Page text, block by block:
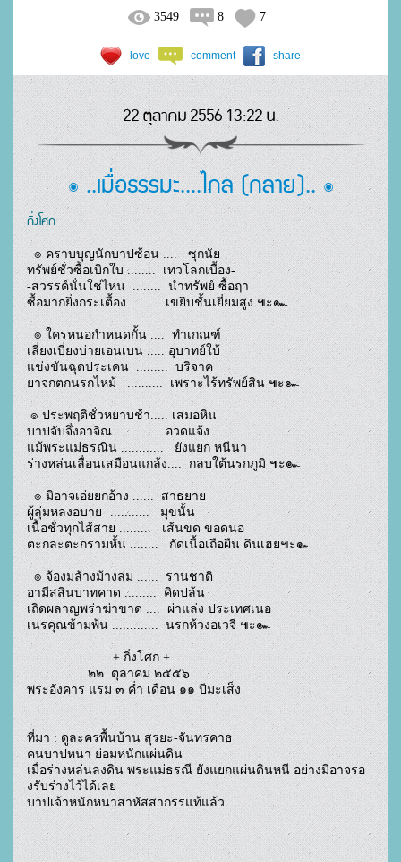
3549 8 7
love comment share
22 ตุลาคม 2556 13:22 น.
๏ ..เมื่อธรรมะ....ไกล (กลาย).. ๏
กิ่งโศก
๏ คราบบุญนักบาปซ้อน ....   ซุกนัย
ทรัพย์ชั่วซื้อเบิกใบ ........  เทวโลกเบื้อง-
-สวรรค์นั่นใช่ไหน  ........  นำทรัพย์ ซื้อฤา
ซื้อมากยิ่งกระเตื้อง .......   เขยิบชั้นเยี่ยมสูง ๚ะ๛
๏ ใครหนอกำหนดกั้น ....  ทำเกณฑ์
เลี่ยงเบี่ยงบ่ายเอนเบน ..... อุบาทย์ใบ้
แข่งขันฉุดประเคน  .........  บริจาค
ยาจกตกนรกไหม้   ..........  เพราะไร้ทรัพย์สิน ๚ะ๛
๏ ประพฤติชั่วหยาบช้า..... เสมอหิน
บาปจับจึ่งอาจิณ  ............ อวดแจ้ง
แม้พระแม่ธรณิน ............   ยังแยก หนีนา
ร่างหล่นเลื่อนเสมือนแกล้ง....  กลบใต้นรกภูมิ ๚ะ๛
ผู้ลุ่มหลงอบาย- ...........   มุขนั้น
เนื้อชั่วทุกไส้สาย .........   เส้นขด ขอดนอ
ตะกละตะกรามหั้น ........   กัดเนื้อเถือผืน ดินเฮย๚ะ๛
๏ จ้องมล้างม้างล่ม ......  รานชาติ
อามีสสินบาทคาด .........  คิดปล้น
เถิดผลาญพร่าฆ่าขาด ....  ผ่าแล่ง ประเทศเนอ
เนรคุณข้ามพ้น .............  นรกห้วงอเวจี ๚ะ๛
+ กิ่งโศก +
๒๒  ตุลาคม ๒๕๕๖
พระอังคาร แรม ๓ ค่ำ เดือน ๑๑ ปีมะเส็ง
ที่มา : ดูละครพื้นบ้าน สุรยะ-จันทรคาธ
คนบาปหนา ย่อมหนักแผ่นดิน
เมื่อร่างหล่นลงดิน พระแม่ธรณี ยังแยกแผ่นดินหนี อย่างมิอาจรอ
งรับร่างไว้ได้เลย
บาปเจ้าหนักหนาสาหัสสากรรแท้แล้ว